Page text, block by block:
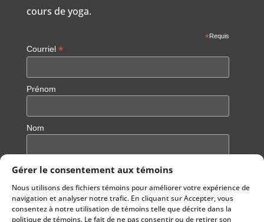
Gérer le consentement aux témoins
Nous utilisons des fichiers témoins pour améliorer votre expérience de
navigation et analyser notre trafic. En cliquant sur Accepter, vous
consentez à notre utilisation de témoins telle que décrite dans la
politique de témoins. Le fait de ne pas consentir ou de retirer son
cours de yoga.
*Requis
Courriel *
Prénom
Nom